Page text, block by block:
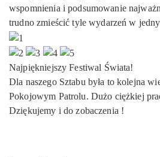
wspomnienia i podsumowanie
trudno zmieścić tyle wydarzeń w
Najpiękniejszy Festiwal Świata!
Dla naszego Sztabu była to kolejna
Pokojowym Patrolu. Dużo ciężkiej
Dziękujemy i do zobaczenia !